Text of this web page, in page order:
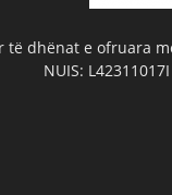
dhënat e ofruara
NUIS: